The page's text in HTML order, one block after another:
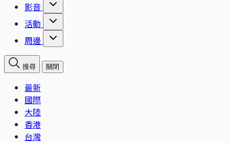
影音
活動
周邊
搜尋 關閉
最新
國際
大陸
香港
台灣